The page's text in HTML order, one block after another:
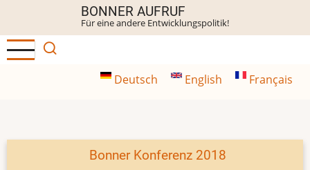
Inhalt
BONNER AUFRUF
Für eine andere Entwicklungspolitik!
Deutsch English Français
Bonner Konferenz 2018